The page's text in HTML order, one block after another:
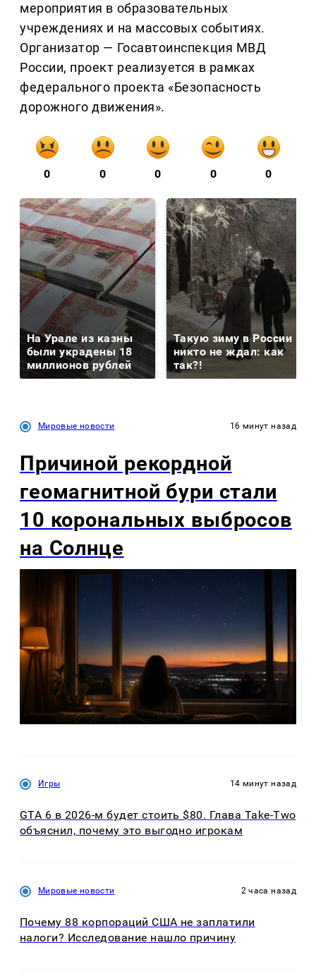
мероприятия в образовательных
учреждениях и на массовых событиях.
Организатор — Госавтоинспекция МВД
России, проект реализуется в рамках
федерального проекта «Безопасность
дорожного движения».
0 0 0 0 0
На Урале из казны
были украдены 18
миллионов рублей
Такую зиму в России
никто не ждал: как
так?!
Мировые новости 16 минут назад
Причиной рекордной
геомагнитной бури стали
10 корональных выбросов
на Солнце
Игры 14 минут назад
GTA 6 в 2026-м будет стоить $80. Глава Take-Two
объяснил, почему это выгодно игрокам
Мировые новости 2 часа назад
Почему 88 корпораций США не заплатили
налоги? Исследование нашло причину